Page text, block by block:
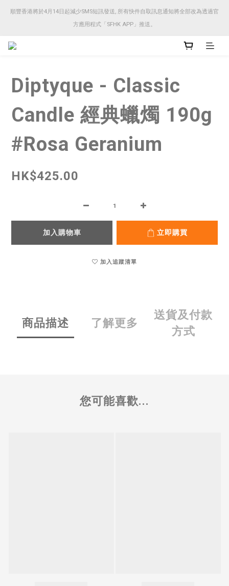
順豐香港將於4月14日起減少SMS短訊發送, 所有快件自取訊息通知將全部改為透過官
方應用程式「SFHK APP」推送。
順豐香港將於4月14日起減少SMS短訊發送, 所有快件自取訊息通知將全部改為透過官
方應用程式「SFHK APP」推送。
順豐香港將於4月14日起減少SMS短訊發送, 所有快件自取訊息通知將全部改為透過官
Diptyque - Classic
Candle 經典蠟燭 190g
#Rosa Geranium
HK$425.00
加入購物車 立即購買
加入追蹤清單
商品描述 了解更多
送貨及付款
方式
您可能喜歡...